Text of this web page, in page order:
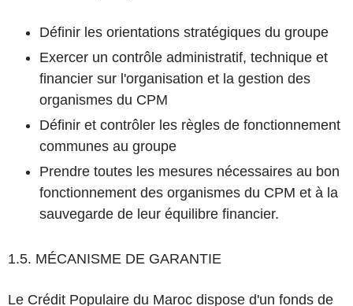
Définir les orientations stratégiques du groupe
Exercer un contrôle administratif, technique et
financier sur l'organisation et la gestion des
organismes du CPM
Définir et contrôler les règles de fonctionnement
communes au groupe
Prendre toutes les mesures nécessaires au bon
fonctionnement des organismes du CPM et à la
sauvegarde de leur équilibre financier.
1.5. MÉCANISME DE GARANTIE
Le Crédit Populaire du Maroc dispose d'un fonds de